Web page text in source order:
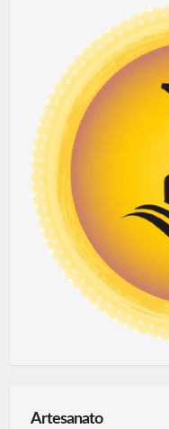
Artesanato